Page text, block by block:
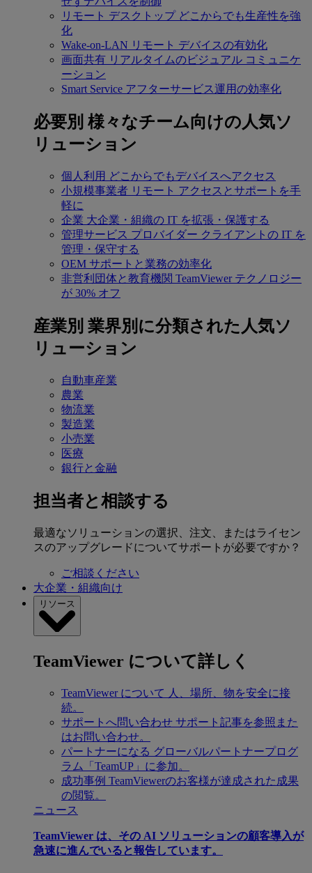
リモート デスクトップ どこからでも生産性を強
化
Wake-on-LAN リモート デバイスの有効化
画面共有 リアルタイムのビジュアル コミュニケ
ーション
Smart Service アフターサービス運用の効率化
必要別 様々なチーム向けの人気ソ
リューション
個人利用 どこからでもデバイスへアクセス
小規模事業者 リモート アクセスとサポートを手
軽に
企業 大企業・組織の IT を拡張・保護する
管理サービス プロバイダー クライアントの IT を
管理・保守する
OEM サポートと業務の効率化
非営利団体と教育機関 TeamViewer テクノロジー
が 30% オフ
産業別 業界別に分類された人気ソ
リューション
自動車産業
農業
物流業
製造業
小売業
医療
銀行と金融
担当者と相談する
最適なソリューションの選択、注文、またはライセン
スのアップグレードについてサポートが必要ですか？
ご相談ください
大企業・組織向け
リソース
TeamViewer について詳しく
TeamViewer について 人、場所、物を安全に接
続。
サポートへ問い合わせ サポート記事を参照また
はお問い合わせ。
パートナーになる グローバルパートナープログ
ラム「TeamUP」に参加。
成功事例 TeamViewerのお客様が達成された成果
の閲覧。
ニュース
TeamViewer は、その AI ソリューションの顧客導入が
急速に進んでいると報告しています。